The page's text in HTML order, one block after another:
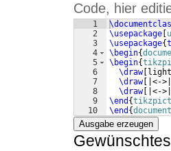
Code, hier
1
2
3
4
5
6
7
8
9
10
\usepackage
\usepackage{
\begin{
\begin{
\draw[
\draw[ |<-
\draw[ |<-
\end {
\end {document
Ausgabe erzeugen